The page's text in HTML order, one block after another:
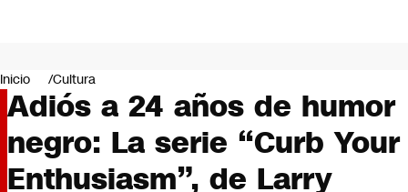
Negocios
Deportes
Programas completos
Cultura
Servicios
Bits
Inicio Cultura
Adiós a 24 años de humor
negro: La serie “Curb Your
Enthusiasm”, de Larry